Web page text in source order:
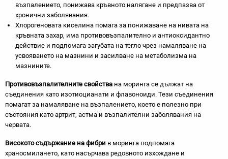
възпалението, понижава кръвното налягане и предпазва от
хронични заболявания.
Хлорогеновата киселина помага за понижаване на нивата на
кръвната захар, има противовъзпалително и антиоксидантно
действие и подпомага загубата на тегло чрез намаляване на
усвояването на мазнини и засилване на метаболизма на
мазнините.
Противовъзпалителните свойства на моринга се дължат на
съединения като изотиоцианати и флавоноиди. Тези съединения
помагат за намаляване на възпалението, което е полезно при
състояния като артрит, астма и възпалителни заболявания на
червата.
Високото съдържание на фибри в моринга подпомага
храносмилането, като насърчава редовното изхождане и